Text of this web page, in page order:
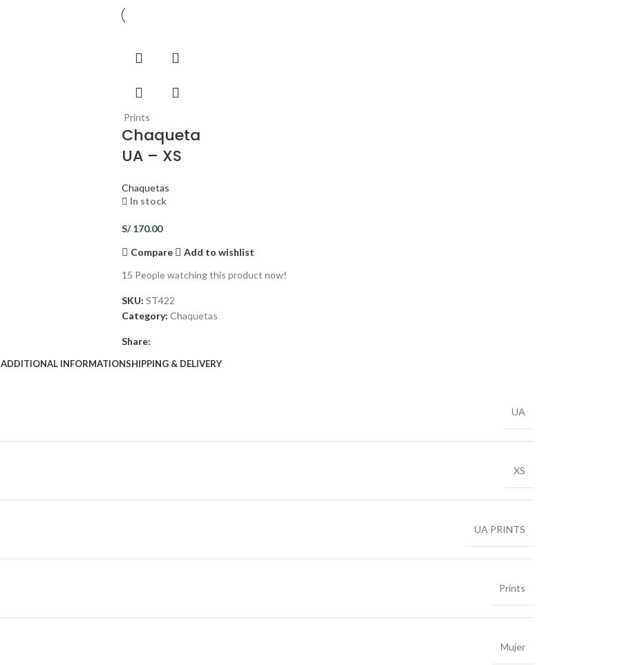
Prints
Chaqueta
UA – XS
Chaquetas
In stock
S/170.00
Compare
Add to wishlist
15 People watching this product now!
SKU: ST422
Category: Chaquetas
Share:
ADDITIONAL INFORMATIONSHIPPING & DELIVERY
UA
XS
UA PRINTS
Prints
Mujer